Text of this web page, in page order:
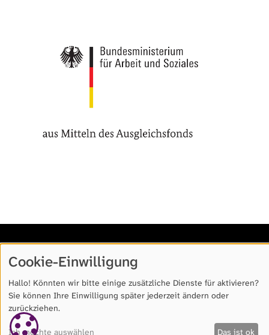
© Copyright 2026
Cookie-Einwilligung
Hallo! Könnten wir bitte einige zusätzliche Dienste für aktivieren?
Sie können Ihre Einwilligung später jederzeit ändern oder
zurückziehen.
Ich möchte auswählen Das ist ok